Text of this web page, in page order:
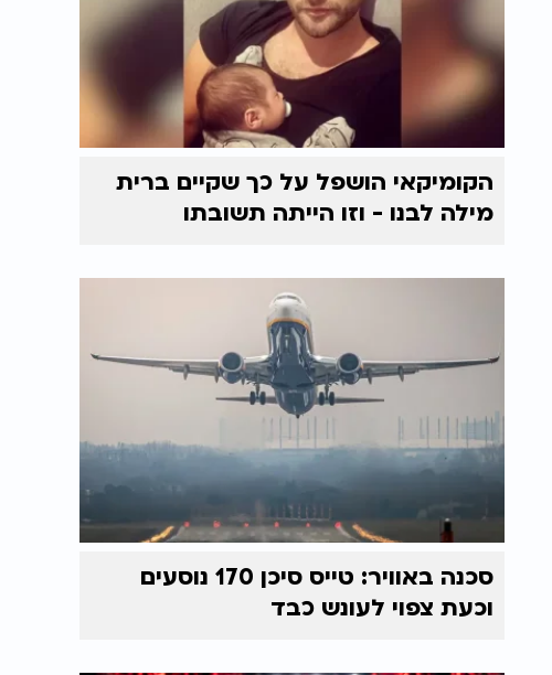
הקומיקאי הושפל על כך שקיים ברית
מילה לבנו - וזו הייתה תשובתו
סכנה באוויר: טייס סיכן 170 נוסעים
וכעת צפוי לעונש כבד